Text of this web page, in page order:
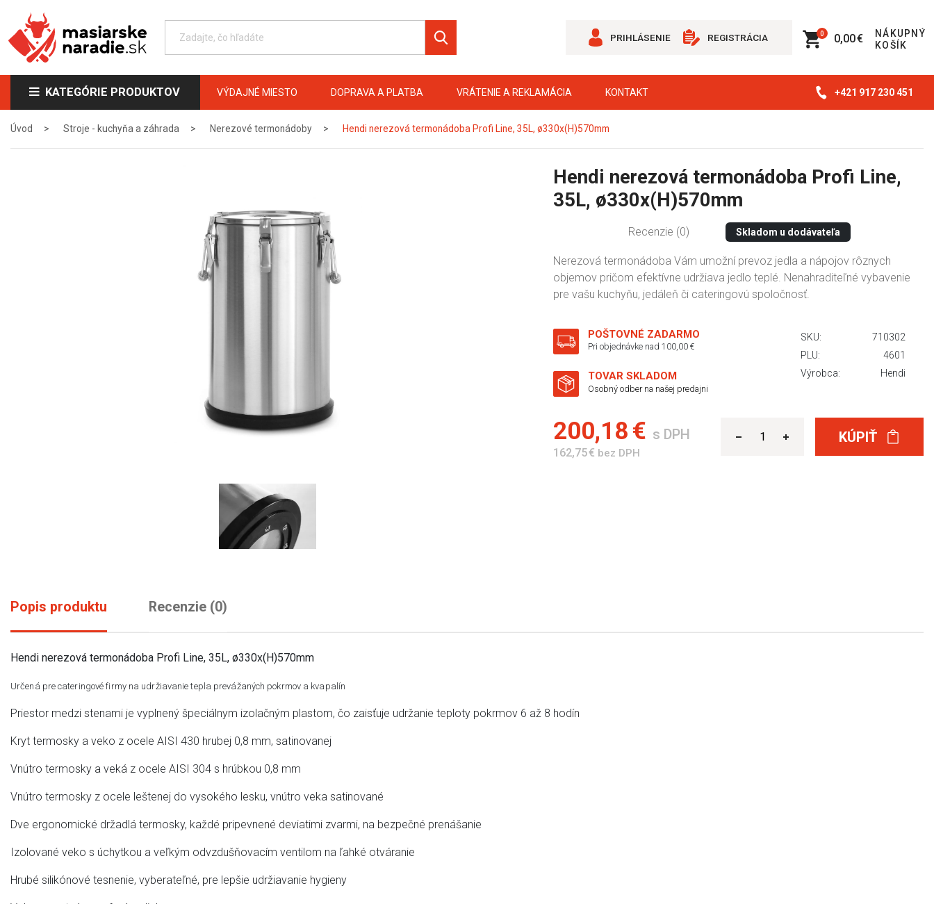
PRIHLÁSENIE REGISTRÁCIA 0,00 €
NÁKUPNÝ
KOŠÍK
0
KATEGÓRIE PRODUKTOV VÝDAJNÉ MIESTO DOPRAVA A PLATBA VRÁTENIE A REKLAMÁCIA KONTAKT +421 917 230 451
Úvod Stroje - kuchyňa a záhrada Nerezové termonádoby Hendi nerezová termonádoba Profi Line, 35L, ø330x(H)570mm
Hendi nerezová termonádoba Profi Line,
35L, ø330x(H)570mm
Recenzie (0) Skladom u dodávateľa
Nerezová termonádoba Vám umožní prevoz jedla a nápojov rôznych
objemov pričom efektívne udržiava jedlo teplé. Nenahraditeľné vybavenie
pre vašu kuchyňu, jedáleň či cateringovú spoločnosť.
POŠTOVNÉ ZADARMO
Pri objednávke nad 100,00 €
TOVAR SKLADOM
Osobný odber na našej predajni
SKU:
710302
PLU:
4601
Výrobca:
Hendi
200,18 € s DPH
162,75 € bez DPH
KÚPIŤ
Popis produktu Recenzie (0)
Hendi nerezová termonádoba Profi Line, 35L, ø330x(H)570mm
Určená pre cateringové firmy na udržiavanie tepla prevážaných pokrmov a kvapalín
Priestor medzi stenami je vyplnený špeciálnym izolačným plastom, čo zaisťuje udržanie teploty pokrmov 6 až 8 hodín
Kryt termosky a veko z ocele AISI 430 hrubej 0,8 mm, satinovanej
Vnútro termosky a veká z ocele AISI 304 s hrúbkou 0,8 mm
Vnútro termosky z ocele leštenej do vysokého lesku, vnútro veka satinované
Dve ergonomické držadlá termosky, každé pripevnené deviatimi zvarmi, na bezpečné prenášanie
Izolované veko s úchytkou a veľkým odvzdušňovacím ventilom na ľahké otváranie
Hrubé silikónové tesnenie, vyberateľné, pre lepšie udržiavanie hygieny